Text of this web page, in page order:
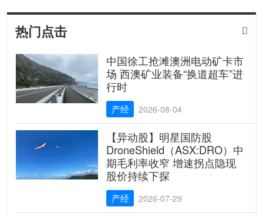
热门点击 
中国徐工抢滩澳洲电动矿卡市
场 西澳矿业装备“换道超车”进
行时
产经 2026-08-04
【异动股】明星国防股
DroneShield（ASX:DRO）中
期毛利率收窄 增速拐点隐现
股价持续下探
产经 2026-07-29